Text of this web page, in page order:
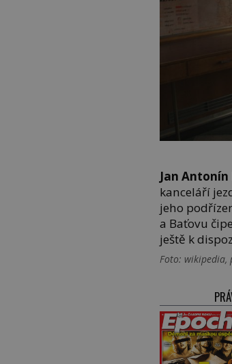
Jan Antonín
kanceláří
jeho
a Baťovu
ještě k
Foto: wikipedia,